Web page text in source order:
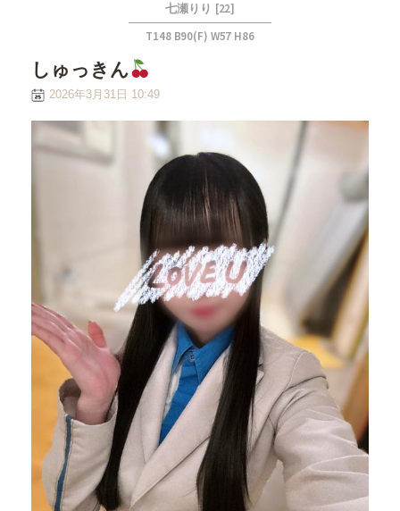
七瀬りり [22]
T148 B90(F) W57 H86
しゅっきん
2026年3月31日 10:49